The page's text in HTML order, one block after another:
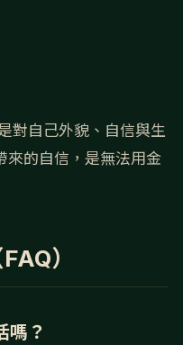
對自己外貌、自信與生
來的自信，是無法用金
）
嗎？